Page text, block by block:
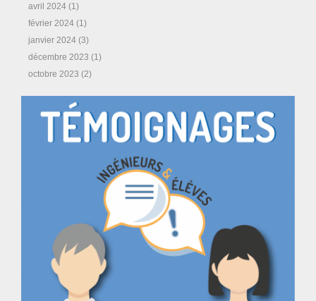
avril 2024 (1)
février 2024 (1)
janvier 2024 (3)
décembre 2023 (1)
octobre 2023 (2)